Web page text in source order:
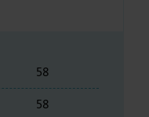
58
58